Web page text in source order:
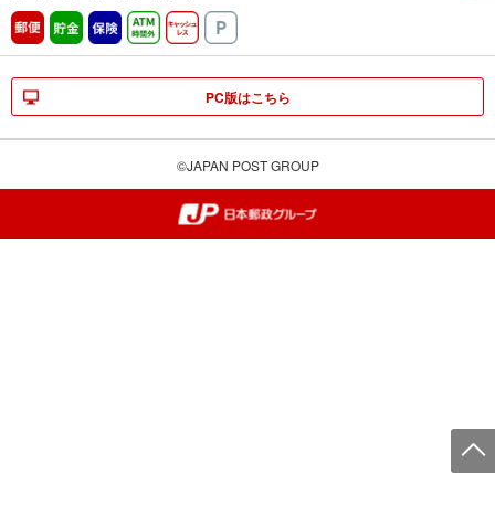
郵便 貯金 保険 ATM時間外キャッシュレス
PC版はこちら
©JAPAN POST GROUP